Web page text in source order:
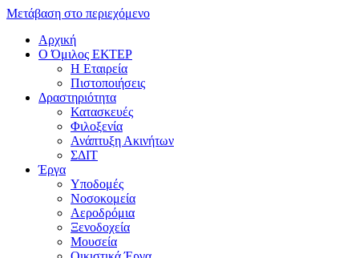
Μετάβαση στο περιεχόμενο
Αρχική
Ο Όμιλος ΕΚΤΕΡ
H Εταιρεία
Πιστοποιήσεις
Δραστηριότητα
Κατασκευές
Φιλοξενία
Ανάπτυξη Ακινήτων
ΣΔΙΤ
Έργα
Υποδομές
Νοσοκομεία
Αεροδρόμια
Ξενοδοχεία
Μουσεία